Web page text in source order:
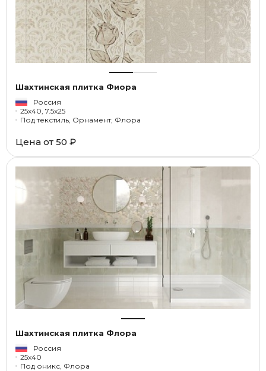
Шахтинская плитка Фиора
Россия
25x40, 7.5x25
Под текстиль, Орнамент, Флора
Цена от 50 ₽
Шахтинская плитка Флора
Россия
25x40
Под оникс, Флора